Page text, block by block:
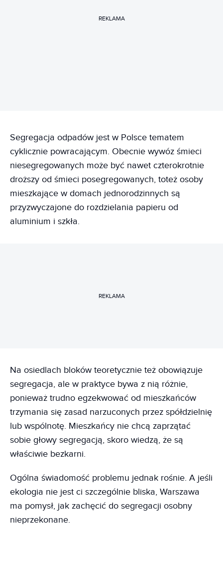
REKLAMA
Segregacja odpadów jest w Polsce tematem
cyklicznie powracającym. Obecnie wywóz śmieci
niesegregowanych może być nawet czterokrotnie
droższy od śmieci posegregowanych, toteż osoby
mieszkające w domach jednorodzinnych są
przyzwyczajone do rozdzielania papieru od
aluminium i szkła.
REKLAMA
Na osiedlach bloków teoretycznie też obowiązuje
segregacja, ale w praktyce bywa z nią różnie,
ponieważ trudno egzekwować od mieszkańców
trzymania się zasad narzuconych przez spółdzielnię
lub wspólnotę. Mieszkańcy nie chcą zaprzątać
sobie głowy segregacją, skoro wiedzą, że są
właściwie bezkarni.
Ogólna świadomość problemu jednak rośnie. A jeśli
ekologia nie jest ci szczególnie bliska, Warszawa
ma pomysł, jak zachęcić do segregacji osobny
nieprzekonane.